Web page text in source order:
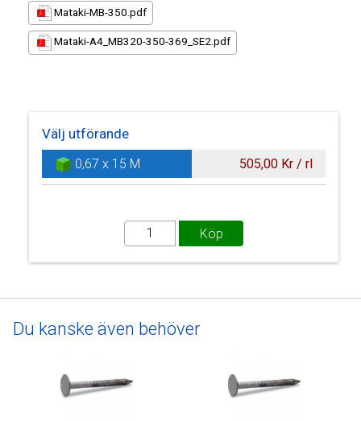
Mataki-MB-350.pdf
Mataki-A4_MB320-350-369_SE2.pdf
Välj utförande
0,67 x 15 M 505,00 Kr / rl
Du kanske även behöver